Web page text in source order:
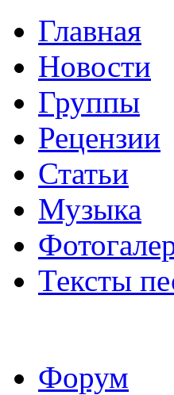
Главная
Новости
Группы
Рецензии
Статьи
Музыка
Тексты
Форум